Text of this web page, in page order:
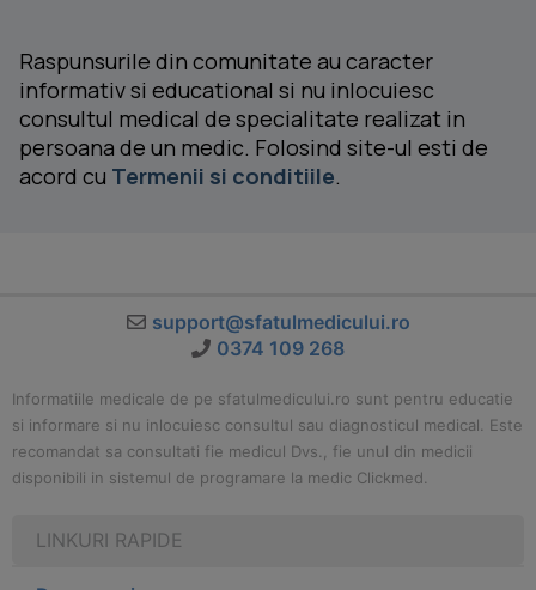
Raspunsurile din comunitate au caracter
informativ si educational si nu inlocuiesc
consultul medical de specialitate realizat in
persoana de un medic. Folosind site-ul esti de
acord cu Termenii si conditiile.
support@sfatulmedicului.ro
0374 109 268
Informatiile medicale de pe sfatulmedicului.ro sunt pentru educatie
si informare si nu inlocuiesc consultul sau diagnosticul medical. Este
recomandat sa consultati fie medicul Dvs., fie unul din medicii
disponibili in sistemul de programare la medic Clickmed.
LINKURI RAPIDE